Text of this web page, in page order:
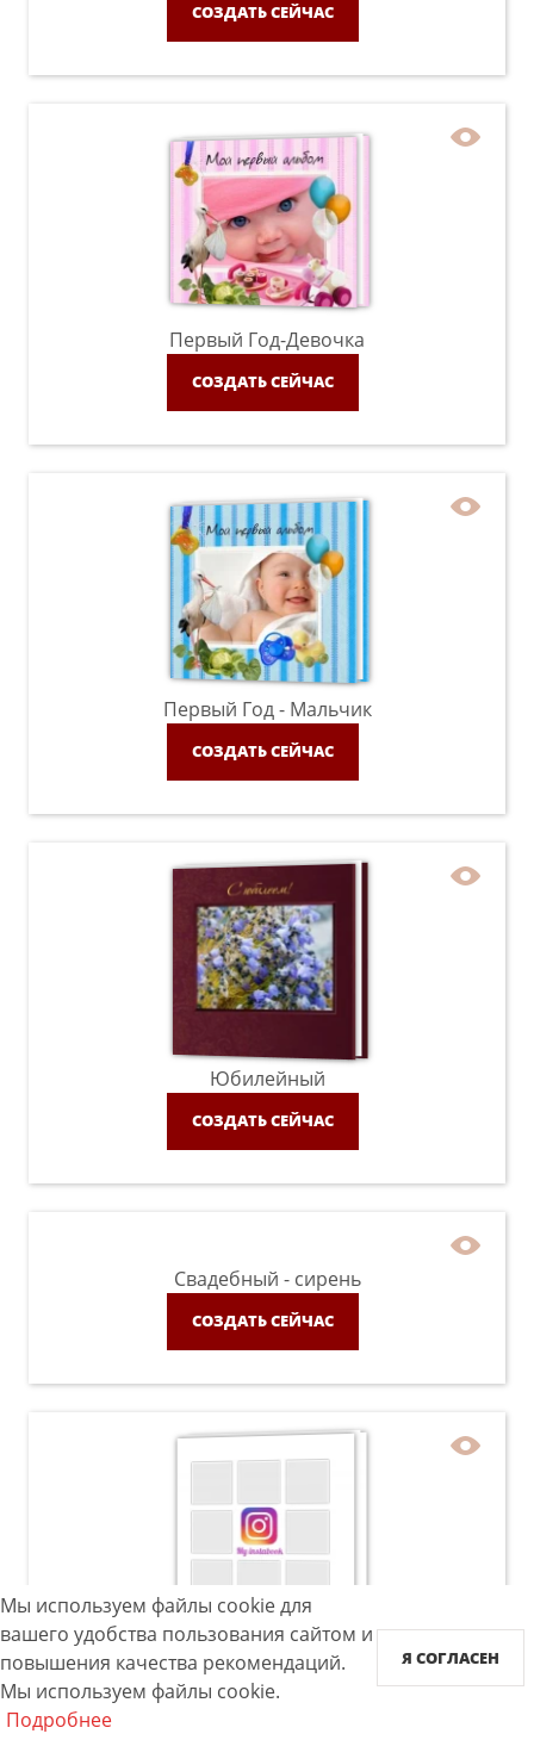
СОЗДАТЬ СЕЙЧАС
Первый Год-Девочка
СОЗДАТЬ СЕЙЧАС
Первый Год - Мальчик
СОЗДАТЬ СЕЙЧАС
Юбилейный
СОЗДАТЬ СЕЙЧАС
Свадебный - сирень
СОЗДАТЬ СЕЙЧАС
Instabook
СОЗДАТЬ СЕЙЧАС
Мы используем файлы cookie для
вашего удобства пользования сайтом и
повышения качества рекомендаций.
Мы используем файлы cookie.
Подробнее
Я СОГЛАСЕН